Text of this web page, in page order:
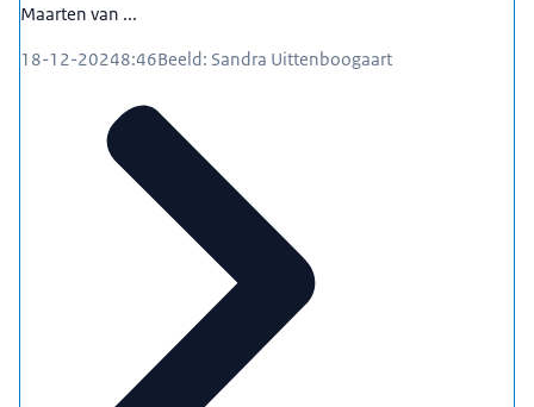
Maarten van ...
18-12-20248:46Beeld: Sandra Uittenboogaart